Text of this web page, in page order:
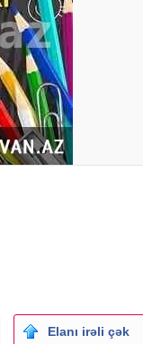
Elanı irəli çək